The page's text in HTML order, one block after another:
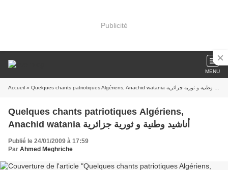
Publicité
MENU
Accueil » Quelques chants patriotiques Algériens, Anachid watania أناشيد وطنية و ثورية جزائرية
Quelques chants patriotiques Algériens,
Anachid watania أناشيد وطنية و ثورية جزائرية
Publié le 24/01/2009 à 17:59
Par Ahmed Meghriche